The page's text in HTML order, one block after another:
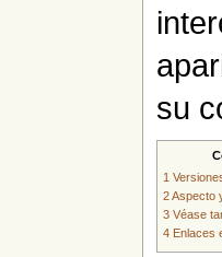
su
1
2Aspecto
3 Véase
4 Enlaces